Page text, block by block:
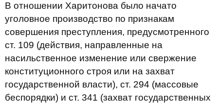
В отношении Харитонова было начато
уголовное производство по признакам
совершения преступления, предусмотренного
ст. 109 (действия, направленные на
насильственное изменение или свержение
конституционного строя или на захват
государственной власти), ст. 294 (массовые
беспорядки) и ст. 341 (захват государственных